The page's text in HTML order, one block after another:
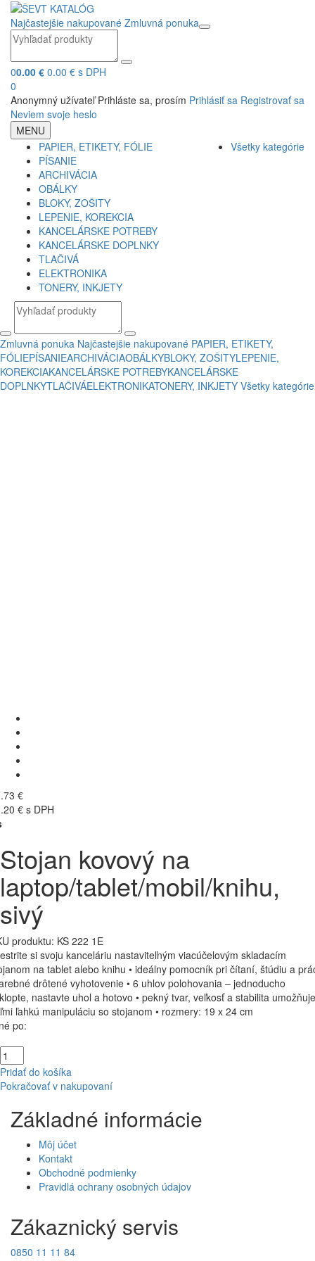
Najčastejšie nakupované Zmluvná ponuka
00.00 € 0.00 € s DPH
0
Anonymný užívateľ Prihláste sa, prosím Prihlásiť sa Registrovať sa
Neviem svoje heslo
MENU
PAPIER, ETIKETY, FÓLIE
PÍSANIE
ARCHIVÁCIA
OBÁLKY
BLOKY, ZOŠITY
LEPENIE, KOREKCIA
KANCELÁRSKE POTREBY
KANCELÁRSKE DOPLNKY
TLAČIVÁ
ELEKTRONIKA
TONERY, INKJETY
Všetky kategórie
Zmluvná ponuka Najčastejšie nakupované PAPIER, ETIKETY,
FÓLIEPÍSANIEARCHIVÁCIAOBÁLKYBLOKY, ZOŠITYLEPENIE,
KOREKCIAKANCELÁRSKE POTREBYKANCELÁRSKE
DOPLNKYTLAČIVÁELEKTRONIKATONERY, INKJETY Všetky kategórie
€
€ s DPH
Stojan kovový na
laptop/tablet/mobil/knihu,
sivý
produktu: KS 222 1E
si svoju kanceláriu nastaviteľným viacúčelovým skladacím
na tablet alebo knihu • ideálny pomocník pri čítaní, štúdiu a
drôtené vyhotovenie • 6 uhlov polohovania – jednoducho
nastavte uhol a hotovo • pekný tvar, veľkosť a stabilita umožňuje
ľahkú manipuláciu so stojanom • rozmery: 19 x 24 cm
po:
Pridať do košíka
Pokračovať v nakupovaní
Základné informácie
Môj účet
Kontakt
Obchodné podmienky
Pravidlá ochrany osobných údajov
Zákaznický servis
0850 11 11 84